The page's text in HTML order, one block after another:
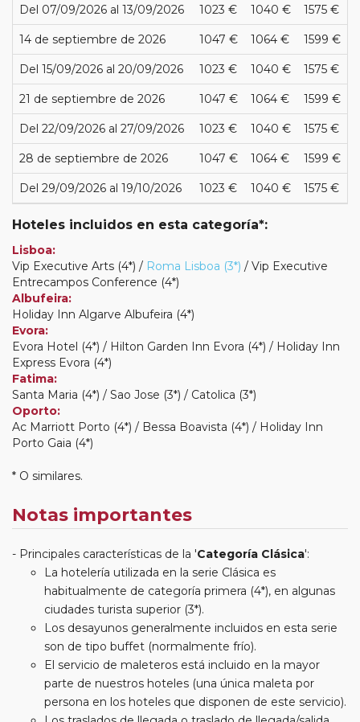
Del 07/09/2026 al 13/09/2026 1023 € 1040 € 1575 €
14 de septiembre de 2026 1047 € 1064 € 1599 €
Del 15/09/2026 al 20/09/2026 1023 € 1040 € 1575 €
21 de septiembre de 2026 1047 € 1064 € 1599 €
Del 22/09/2026 al 27/09/2026 1023 € 1040 € 1575 €
28 de septiembre de 2026 1047 € 1064 € 1599 €
Del 29/09/2026 al 19/10/2026 1023 € 1040 € 1575 €
Hoteles incluidos en esta categoría*:
Lisboa:
Vip Executive Arts (4*) / Roma Lisboa (3*) / Vip Executive
Entrecampos Conference (4*)
Albufeira:
Holiday Inn Algarve Albufeira (4*)
Evora:
Evora Hotel (4*) / Hilton Garden Inn Evora (4*) / Holiday Inn
Express Evora (4*)
Fatima:
Santa Maria (4*) / Sao Jose (3*) / Catolica (3*)
Oporto:
Ac Marriott Porto (4*) / Bessa Boavista (4*) / Holiday Inn
Porto Gaia (4*)
* O similares.
Notas importantes
Principales características de la 'Categoría Clásica':
La hotelería utilizada en la serie Clásica es
habitualmente de categoría primera (4*), en algunas
ciudades turista superior (3*).
Los desayunos generalmente incluidos en esta serie
son de tipo buffet (normalmente frío).
El servicio de maleteros está incluido en la mayor
parte de nuestros hoteles (una única maleta por
persona en los hoteles que disponen de este servicio).